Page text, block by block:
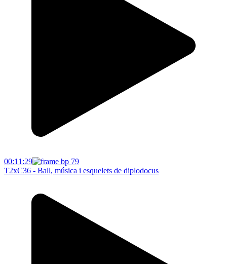
00:11:29
T2xC36 - Ball, música i esquelets de diplodocus